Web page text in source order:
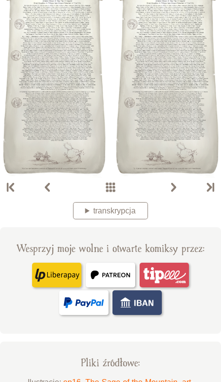
transkrypcja
Wesprzyj moje wolne i otwarte komiksy przez:
Pliki źródłowe: